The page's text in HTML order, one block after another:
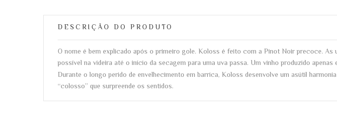
DESCRIÇÃO DO PRODUTO
O nome é bem explicado após o primeiro gole. Koloss é feito com a Pinot Noir precoce.
possível na videira até o início da secagem para uma uva passa. Um vinho produzido
Durante o longo perido de envelhecimento em barrica, Koloss desenvolve um asútil
“colosso” que surpreende os sentidos.